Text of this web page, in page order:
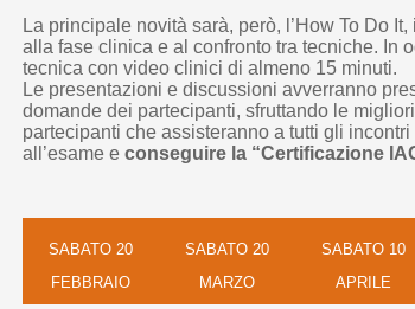
La principale novità sarà, però, l’How To Do
alla fase clinica e al confronto tra tecniche. In
tecnica con video clinici di almeno 15 minuti.
Le presentazioni e discussioni avverranno
domande dei partecipanti, sfruttando le
partecipanti che assisteranno a tutti gli
all’esame e conseguire la “Certificazione
SABATO 20
FEBBRAIO
SABATO 20
MARZO
SABATO 10
APRILE